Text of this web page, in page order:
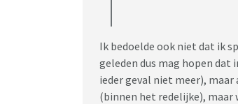
Ik bedoelde ook niet dat ik
geleden dus mag hopen dat
ieder geval niet meer), maar
(binnen het redelijke), maar